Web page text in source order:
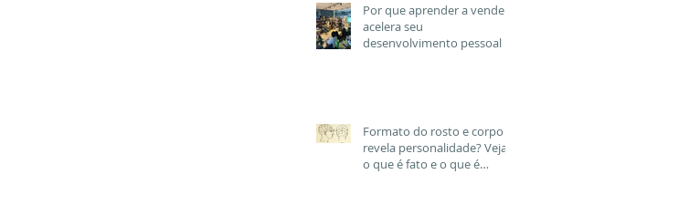
Por que aprender a vender
acelera seu
desenvolvimento pessoal e
Formato do rosto e corpo
revela personalidade? Veja
o que é fato e o que é